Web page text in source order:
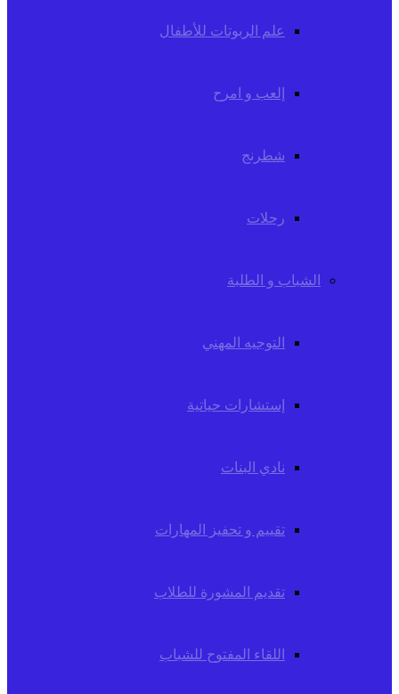
علم الربوتات للأطفال
إلعب و امرح
شطرنج
رحلات
الشباب و الطلبة
التوجيه المهني
إستشارات حياتية
نادي البنات
تقييم و تحفيز المهارات
تقديم المشورة للطلاب
اللقاء المفتوح للشباب